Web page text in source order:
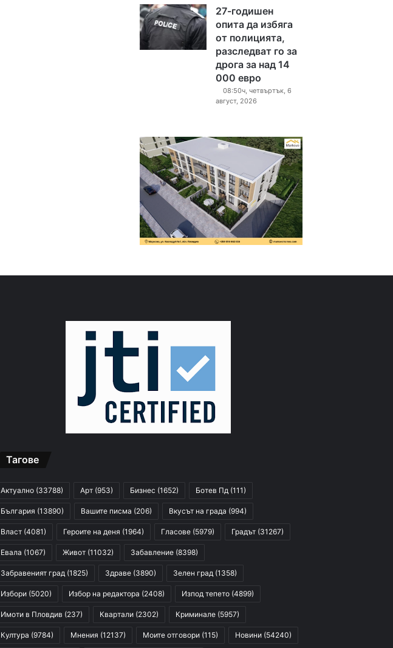
27-годишен
опита да избяга
от полицията,
разследват го за
дрога за над 14
000 евро
08:50ч, четвъртък, 6
август, 2026
Тагове
Актуално (33788) Арт (953) Бизнес (1652) Ботев Пд (111)
България (13890) Вашите писма (206) Вкусът на града (994)
Власт (4081) Героите на деня (1964) Гласове (5979) Градът (31267)
Евала (1067) Живот (11032) Забавление (8398)
Забравеният град (1825) Здраве (3890) Зелен град (1358)
Избори (5020) Избор на редактора (2408) Изпод тепето (4899)
Имоти в Пловдив (237) Квартали (2302) Криминале (5957)
Култура (9784) Мнения (12137) Моите отговори (115) Новини (54240)